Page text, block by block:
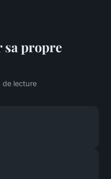
propre
de lecture